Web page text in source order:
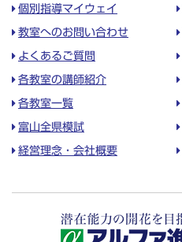
個別指導マイウェイ
教室へのお問い合わせ
よくあるご質問
各教室の講師紹介
各教室一覧
富山全県模試
経営理念・会社概要